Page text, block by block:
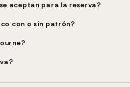
aceptan para la reserva?
con o sin patrón?